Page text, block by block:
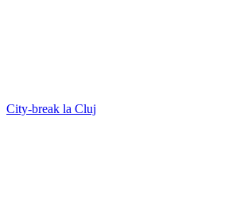
City-break la Cluj